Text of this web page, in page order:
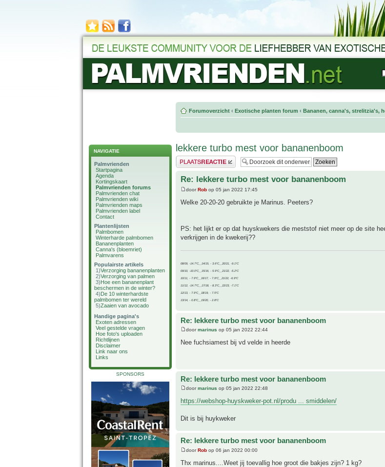
NAVIGATIE
Palmvrienden
Startpagina
Agenda
Kortingskaart
Palmvrienden forums
Palmvrienden chat
Palmvrienden wiki
Palmvrienden maps
Palmvrienden label
Contact
Plantenlijsten
Palmbomen
Winterharde palmbomen
Bananenplanten
Canna's (bloemriet)
Palmvarens
Populairste artikels
1)Verzorging bananenplanten
2)Verzorging van palmen
3)Hoe een bananenplant
beschermen in de winter?
4)De 10 winterhardste
palmbomen ter wereld
5)Zaaien van avocado
Handige pagina's
Exoten adressen
Veel gestelde vragen
Hoe foto's uploaden
Richtlijnen
Disclaimer
Link naar ons
Links
SPONSORS
Forumoverzicht ‹ Exotische planten forum ‹ Bananen, canna's, strelitzia's,
lekkere turbo mest voor bananenboom
Plaats een reactie
Re: lekkere turbo mest voor bananenboom
doorRob op 05 jan 2022 17:45
Welke 20-20-20 gebruikte je Marinus. Peeters?
PS: het lijkt er op dat huyskwekers die meststof niet meer op de site
verkrijgen in de kwekerij??
08/09, -14.7°C__14/15, - 3.6°C__20/21, -9.1°C
09/10, -10.0°C__15/16, - 5.9°C__21/22, -5.2°C
10/11, - 7.9°C__16/17, - 7.9°C__21/22, -6.9°C
11/12, -14.7°C__17/18, - 8.3°C__22/23, -7.1°C
12/13, - 7.9°C__18/19, - 7.5°C
13/14, - 0.8°C__19/20, - 2.8°C
Re: lekkere turbo mest voor bananenboom
doormarinus op 05 jan 2022 22:44
Nee fuchsiamest bij vd velde in heerde
Re: lekkere turbo mest voor bananenboom
doormarinus op 05 jan 2022 22:48
https://webshop-huyskweker-pot.nl/produ ... smiddelen/
Dit is bij huykweker
Re: lekkere turbo mest voor bananenboom
doorRob op 06 jan 2022 00:00
Thx marinus....Weet jij toevallig hoe groot die bakjes zijn? 1 kg?